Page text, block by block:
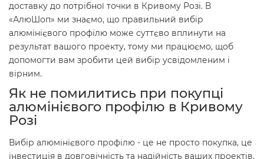
доставку до потрібної точки в Кривому Розі. В
«АлюШоп» ми знаємо, що правильний вибір
алюмінієвого профілю може суттєво вплинути на
результат вашого проекту, тому ми працюємо, щоб
допомогти вам зробити цей вибір усвідомленим і
вірним.
Як не помилитись при покупці
алюмінієвого профілю в Кривому
Розі
Вибір алюмінієвого профілю - це не просто покупка, це
інвестиція в довговічність та надійність ваших проектів.